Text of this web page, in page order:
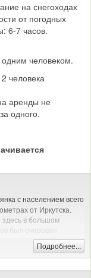
на снегоходах
от погодных
6-7 часов.
одним человеком.
человека
аренды не
одного.
с населением всего
от Иркутска.
здесь в большом
был очарован
Сегодня Листвянка
озера Байкал.
Подробнее...